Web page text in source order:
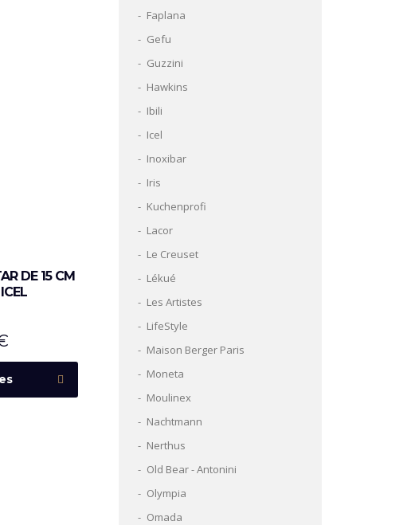
DE 15 CM
Faplana
Gefu
Guzzini
Hawkins
Ibili
Icel
Inoxibar
Iris
Kuchenprofi
Lacor
Le Creuset
Lékué
Les Artistes
LifeStyle
Maison Berger Paris
Moneta
Moulinex
Nachtmann
Nerthus
Old Bear - Antonini
Olympia
Omada